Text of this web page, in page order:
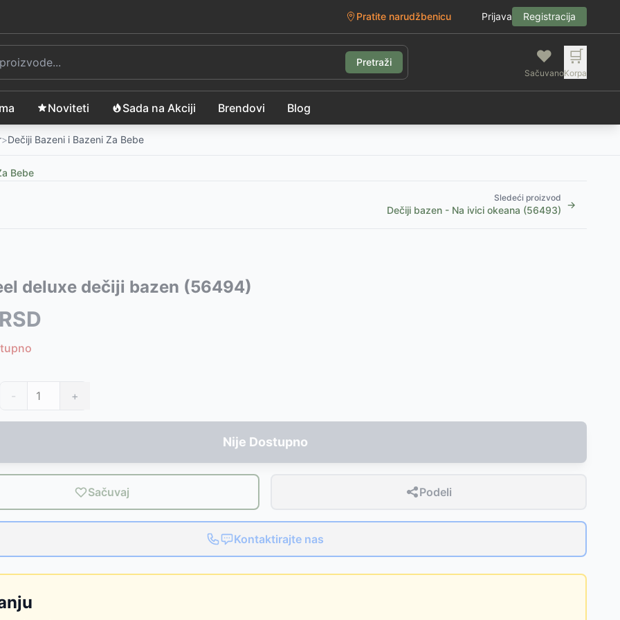
Pratite narudžbenicu Prijava Registracija
Pretraži ❤️
Sačuvano
🛒
Korpa
Noviteti Sada na Akciji Brendovi Blog
>Dečiji Bazeni i Bazeni Za Bebe
Bebe
Sledeći proizvod
Dečiji bazen - Na ivici okeana (56493) →
-65000RSD
- fudbal, košarka, odbojka
RSD
deluxe dečiji bazen (56494)
RSD
- +
Nije Dostupno
Sačuvaj Podeli
Kontaktirajte nas